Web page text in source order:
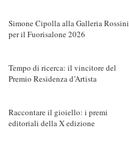
Simone Cipolla alla Galleria Rossini
per il Fuorisalone 2026
Tempo di ricerca: il vincitore del
Premio Residenza d’Artista
Raccontare il gioiello: i premi
editoriali della X edizione